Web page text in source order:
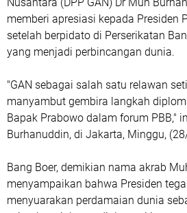
memberi apresiasi kepada Presiden
setelah berpidato di Perserikatan
yang menjadi perbincangan dunia.
"GAN sebagai salah satu relawan
manyambut gembira langkah
Bapak Prabowo dalam forum PBB,"
Burhanuddin, di Jakarta, Minggu,
Bang Boer, demikian nama akrab
menyampaikan bahwa Presiden
menyuarakan perdamaian dunia